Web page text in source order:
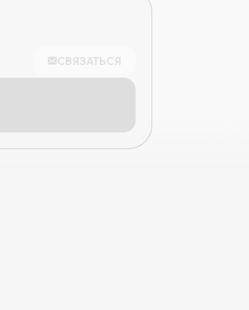
СВЯЗАТЬСЯ